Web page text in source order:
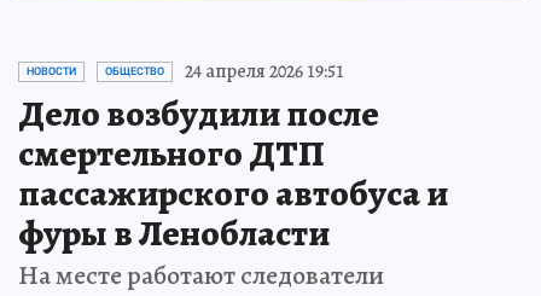
НОВОСТИ ОБЩЕСТВО 24 апреля 2026 19:51
Дело возбудили после
смертельного ДТП
пассажирского автобуса и
фуры в Ленобласти
На месте работают следователи